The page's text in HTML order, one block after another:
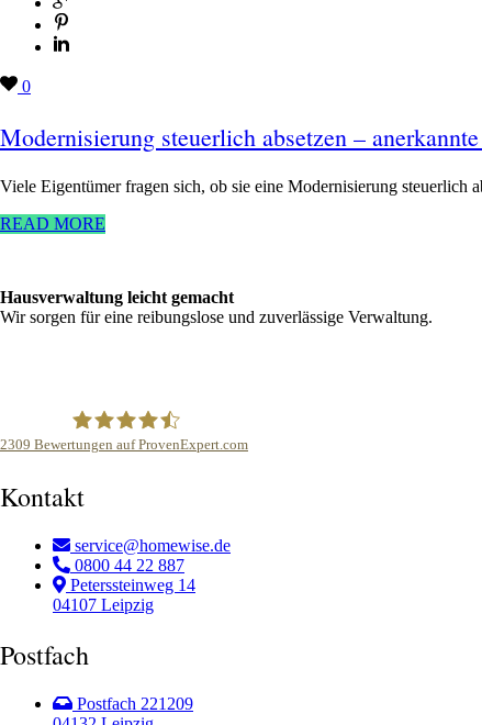
0
Modernisierung steuerlich absetzen –
Viele Eigentümer fragen sich, ob sie eine Modernisierung steuerlich
READ MORE
Hausverwaltung leicht gemacht
Wir sorgen für eine reibungslose und zuverlässige Verwaltung.
2309 Bewertungen auf ProvenExpert.com
Kontakt
service@homewise.de
0800 44 22 887
Peterssteinweg 14
04107 Leipzig
Postfach
Postfach 221209